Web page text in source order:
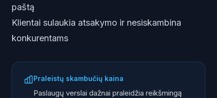
paštą
Klientai sulaukia atsakymo ir nesiskambina
konkurentams
Praleistų skambučių kaina
Paslaugų verslai dažnai praleidžia reikšmingą